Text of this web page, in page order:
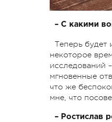
– С какими
Теперь будет
некоторое
исследований
мгновенные
что же
мне, что
– Ростислав